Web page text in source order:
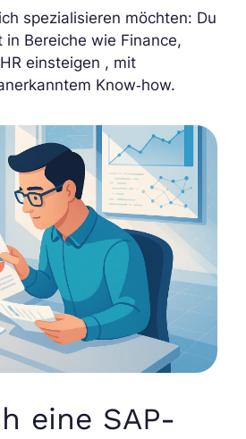
spezialisieren möchten: Du
in Bereiche wie Finance,
einsteigen , mit
Know‑how.
eine SAP-